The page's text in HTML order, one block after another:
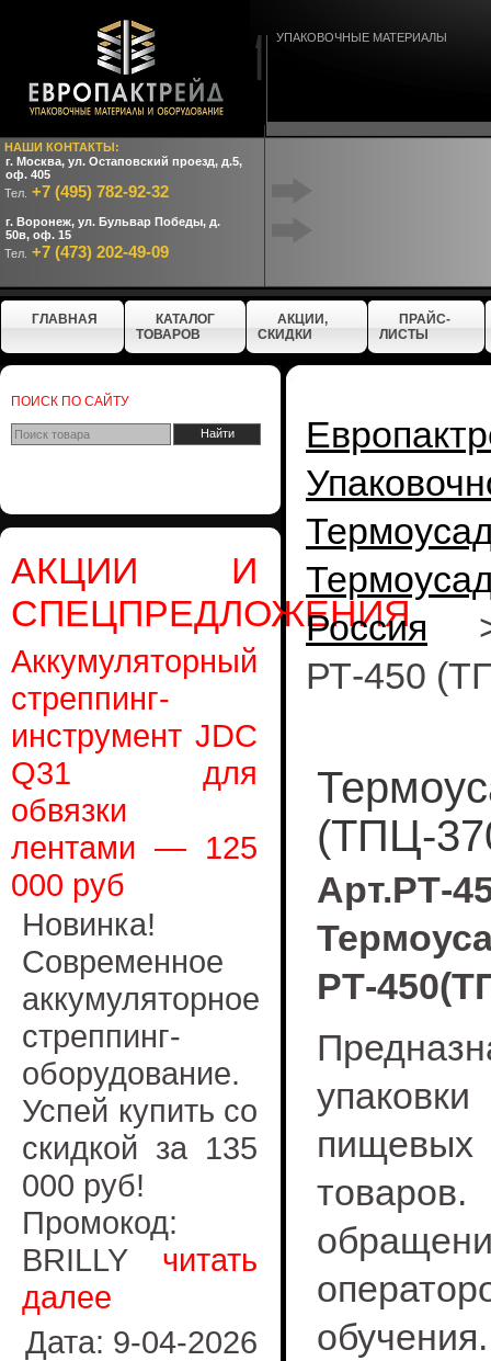
НАШИ КОНТАКТЫ:
г. Москва, ул. Остаповский проезд, д.5,
оф. 405
Тел. +7 (495) 782-92-32
г. Воронеж, ул. Бульвар Победы, д.
50в, оф. 15
Тел. +7 (473) 202-49-09
УПАКОВОЧНЫЕ МАТЕРИАЛЫ
ГЛАВНАЯ
КАТАЛОГ
ТОВАРОВ
АКЦИИ,
СКИДКИ
ПРАЙС-
ЛИСТЫ
ПОИСК ПО САЙТУ
АКЦИИ И
СПЕЦПРЕДЛОЖЕНИЯ
Аккумуляторный
стреппинг-
инструмент JDC
Q31 для
обвязки
лентами — 125
000 руб
Новинка!
Современное
аккумуляторное
стреппинг-
оборудование.
Успей купить со
скидкой за 135
000 руб!
Промокод:
BRILLY читать
далее
Дата: 9-04-2026
Россия
РТ-450
(ТПЦ-
Арт.РТ-
РТ-
обучения.